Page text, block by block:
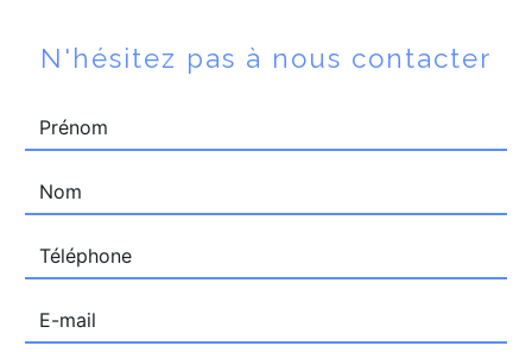
N'hésitez pas à nous contacter